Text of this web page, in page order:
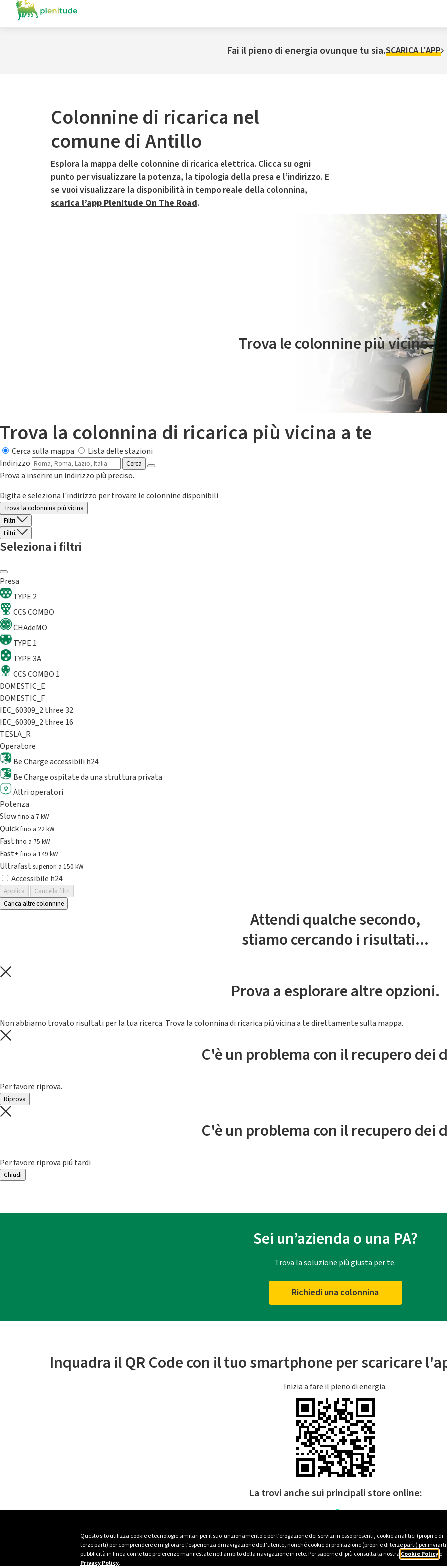
Questo sito utilizza cookie e tecnologie similari per il suo funzionamento e per l’erogazione dei servizi in esso presenti, cookie analitici (propri e di
terze parti) per comprendere e migliorare l’esperienza di navigazione dell’utente, nonché cookie di profilazione (propri e di terze parti) per inviarti
pubblicità in linea con le tue preferenze manifestate nell’ambito della navigazione in rete. Per saperne di più consulta la nostra Cookie Policye
Privacy Policy.
Fai il pieno di energia ovunque tu sia.SCARICA L'APP
Colonnine di ricarica nel
comune di Antillo
Esplora la mappa delle colonnine di ricarica elettrica. Clicca su ogni
punto per visualizzare la potenza, la tipologia della presa e l’indirizzo. E
se vuoi visualizzare la disponibilità in tempo reale della colonnina,
scarica l’app Plenitude On The Road.
Il servizio di mobilità elettrica è gestito da Plenitude On The Road
Trova le colonnine più vicine.
Trova la colonnina di ricarica più vicina a te
Cerca sulla mappa
Lista delle stazioni
Indirizzo
Cerca
Prova a inserire un indirizzo più preciso.
Digita e seleziona l'indirizzo per trovare le colonnine disponibili
Trova la colonnina piú vicina
Filtri
Filtri
Seleziona i filtri
Presa
TYPE 2
CCS COMBO
CHAdeMO
TYPE 1
TYPE 3A
CCS COMBO 1
DOMESTIC_E
DOMESTIC_F
IEC_60309_2 three 32
IEC_60309_2 three 16
TESLA_R
Operatore
Be Charge accessibili h24
Be Charge ospitate da una struttura privata
Altri operatori
Potenza
Slowfino a 7 kW
Quickfino a 22 kW
Fastfino a 75 kW
Fast+fino a 149 kW
Ultrafast superiori a 150 kW
Accessibile h24
Applica
Cancella filtri
Carica altre colonnine
Attendi qualche secondo,
stiamo cercando i risultati...
Prova a esplorare altre opzioni.
Non abbiamo trovato risultati per la tua ricerca. Trova la colonnina di ricarica piú vicina a te direttamente sulla mappa.
C'è un problema con il recupero dei
Per favore riprova.
Riprova
C'è un problema con il recupero dei
Per favore riprova piú tardi
Chiudi
Sei un’azienda o una PA?
Trova la soluzione più giusta per te.
Richiedi una colonnina
Inquadra il QR Code con il tuo smartphone per scaricare
Inizia a fare il pieno di energia.
La trovi anche sui principali store online: